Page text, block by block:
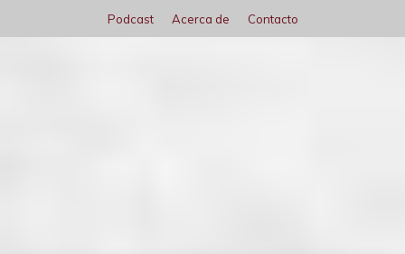
al
Podcast Acerca de Contacto